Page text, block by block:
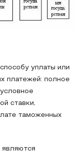
уплаты или
платежей: полное
ставки,
таможенных
являются